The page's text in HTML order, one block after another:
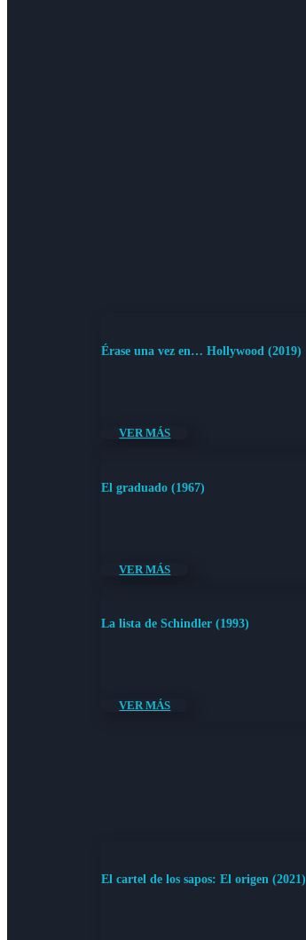
Érase una vez en… Hollywood (2019)
VER MÁS
El graduado (1967)
VER MÁS
La lista de Schindler (1993)
VER MÁS
El cartel de los sapos: El origen (2021)